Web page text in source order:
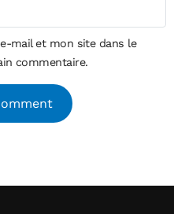
mail et mon site dans le
commentaire.